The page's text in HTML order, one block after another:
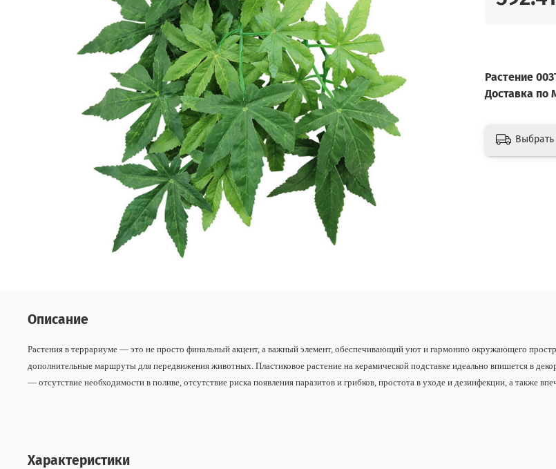
Растение
Доставка по
Выбрать
Описание
Растения в террариуме — это не просто финальный акцент, а важный элемент, обеспечивающий уют и гармонию окружающего
дополнительные маршруты для передвижения животных. Пластиковое растение на керамической подставке идеально впишется в
— отсутствие необходимости в поливе, отсутствие риска появления паразитов и грибков, простота в уходе и дезинфекции, а также
Характеристики